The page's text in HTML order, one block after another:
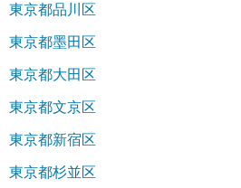
東京都品川区
東京都墨田区
東京都大田区
東京都文京区
東京都新宿区
東京都杉並区